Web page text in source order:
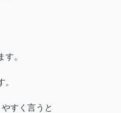
。
うと